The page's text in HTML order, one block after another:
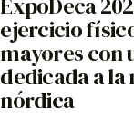
ExpoDeca
ejercicio
mayores con
dedicada a la
nórdica